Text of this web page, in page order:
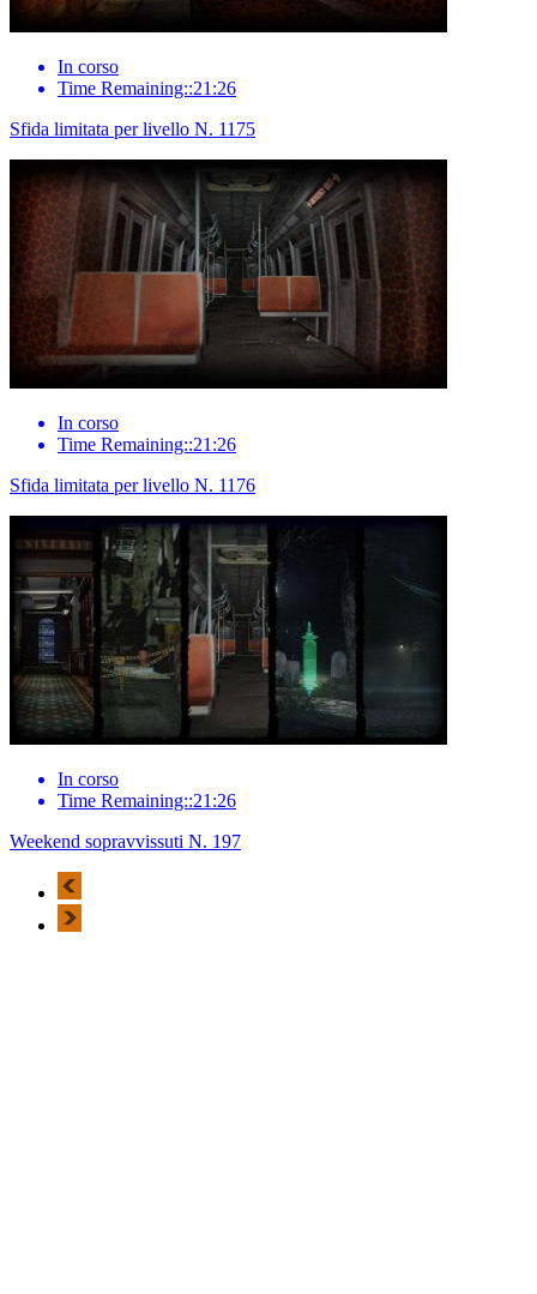
In corso
Time Remaining::21:26
Sfida limitata per livello N. 1175
In corso
Time Remaining::21:26
Sfida limitata per livello N. 1176
In corso
Time Remaining::21:26
Weekend sopravvissuti N. 197